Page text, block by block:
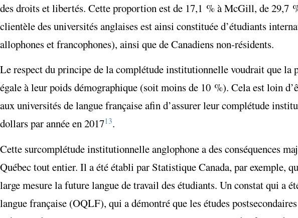
des droits et libertés. Cette proportion est de 17,1 % à McGill, de 29,7
clientèle des universités anglaises est ainsi constituée d’étudiants
allophones et francophones), ainsi que de Canadiens non-résidents.
Le respect du principe de la complétude institutionnelle voudrait que la
égale à leur poids démographique (soit moins de 10 %). Cela est loin
aux universités de langue française afin d’assurer leur complétude
dollars par année en 201713.
Cette surcomplétude institutionnelle anglophone a des conséquences
Québec tout entier. Il a été établi par Statistique Canada, par exemple,
large mesure la future langue de travail des étudiants. Un constat qui a
langue française (OQLF), qui a démontré que les études